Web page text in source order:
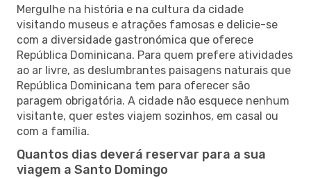
Mergulhe na história e na cultura da cidade
visitando museus e atrações famosas e delicie-se
com a diversidade gastronómica que oferece
República Dominicana. Para quem prefere atividades
ao ar livre, as deslumbrantes paisagens naturais que
República Dominicana tem para oferecer são
paragem obrigatória. A cidade não esquece nenhum
visitante, quer estes viajem sozinhos, em casal ou
com a família.
Quantos dias deverá reservar para a sua
viagem a Santo Domingo